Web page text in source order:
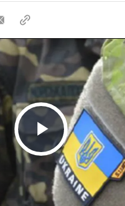
Play